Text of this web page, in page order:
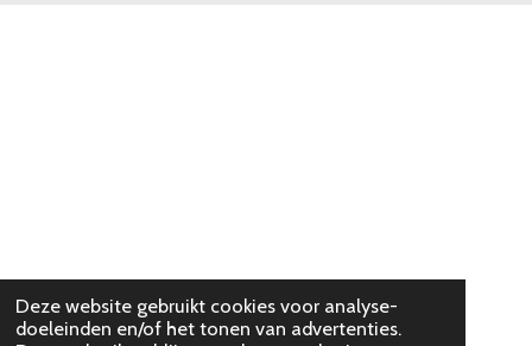
Deze website gebruikt cookies voor analyse-
doeleinden en/of het tonen van advertenties.